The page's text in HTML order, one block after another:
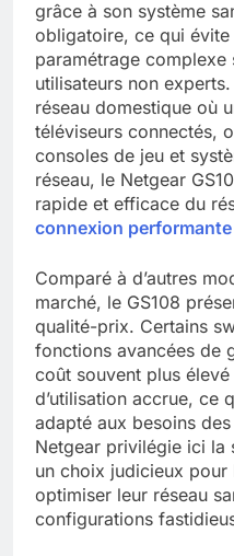
grâce à son système
obligatoire, ce qui évite
paramétrage
utilisateurs non
réseau domestique où
téléviseurs connectés,
consoles de jeu et
réseau, le Netgear
rapide et efficace du
connexion performante
Comparé à d’autres
marché, le GS108
qualité-prix. Certains
fonctions avancées de
coût souvent plus
d’utilisation accrue, ce
adapté aux besoins
Netgear privilégie ici la
un choix judicieux pour
optimiser leur réseau
configurations